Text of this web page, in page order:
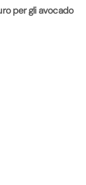
per gli avocado